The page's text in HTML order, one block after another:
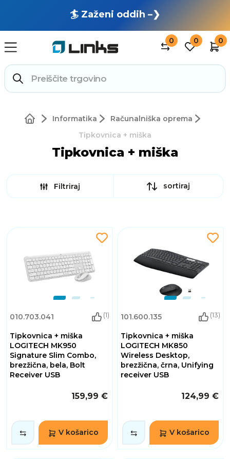
🏄 Zaženi oddih –❯
0 0 0
Informatika
Računalniška oprema
Tipkovnica + miška
Tipkovnica + miška
Filtriraj sortiraj
010.703.041 (1)
Tipkovnica + miška
LOGITECH MK950
Signature Slim Combo,
brezžična, bela, Bolt
Receiver USB
159,99 €
V košarico
101.600.135 (13)
Tipkovnica + miška
LOGITECH MK850
Wireless Desktop,
brezžična, črna, Unifying
receiver USB
124,99 €
V košarico